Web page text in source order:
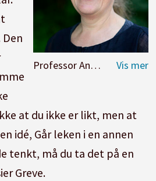
det natta». Er det snø ute,
hus i snøen og se om
det. Du kan begynne med
til å leve ved å si: «Jeg
et hus.»
nederlag om barna
Å komme med
mottatt, betyr ikke at du
Professor Anne Greve ved OsloMet.
at du ikke er likt, men at
idé, Går leken i en annen
tenkt, må du ta det på en
Greve.